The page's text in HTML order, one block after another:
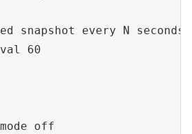
snapshot every N
60
off